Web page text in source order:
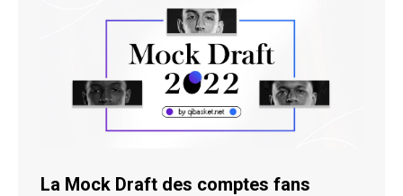
La Mock Draft des comptes fans